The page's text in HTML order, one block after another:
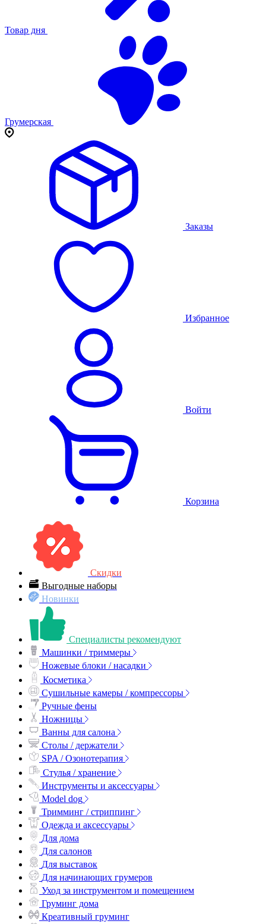
Товар дня
Грумерская
Заказы
Избранное
Войти
Корзина
Скидки
Выгодные наборы
Новинки
Специалисты рекомендуют
Машинки / триммеры
Ножевые блоки / насадки
Косметика
Сушильные камеры / компрессоры
Ручные фены
Ножницы
Ванны для салона
Столы / держатели
SPA / Озонотерапия
Стулья / хранение
Инструменты и аксессуары
Model dog
Тримминг / стриппинг
Одежда и аксессуары
Для дома
Для салонов
Для выставок
Для начинающих грумеров
Уход за инструментом и помещением
Груминг дома
Креативный груминг